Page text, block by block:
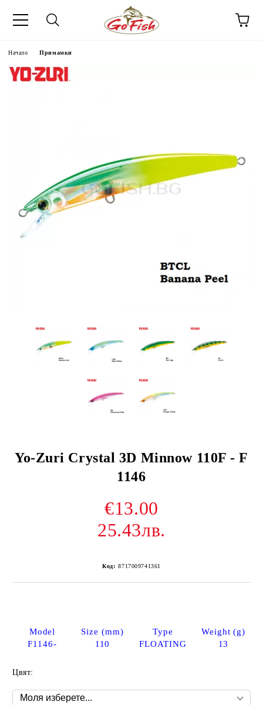
Начало Примамки
Yo-Zuri Crystal 3D Minnow 110F - F
1146
€13.00
25.43лв.
Код: 8717009741361
Model Size (mm) Type
Weight (g)
F1146-
110 FLOATING 13
Цвят: